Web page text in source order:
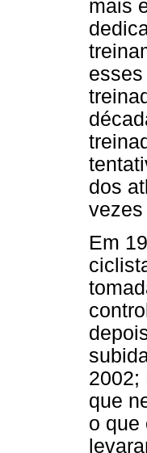
mais
dos
Em
2002;
que
o que